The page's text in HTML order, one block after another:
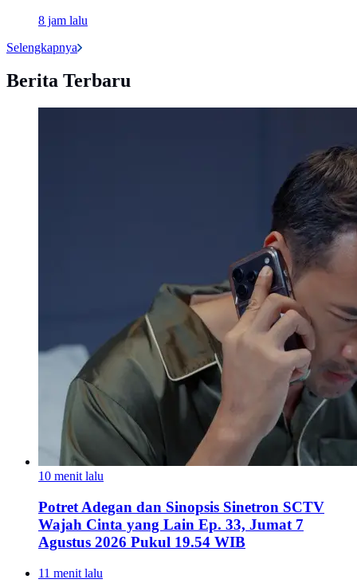
8 jam lalu
Selengkapnya
Berita Terbaru
10 menit lalu
Potret Adegan dan Sinopsis Sinetron SCTV
Wajah Cinta yang Lain Ep. 33, Jumat 7
Agustus 2026 Pukul 19.54 WIB
11 menit lalu